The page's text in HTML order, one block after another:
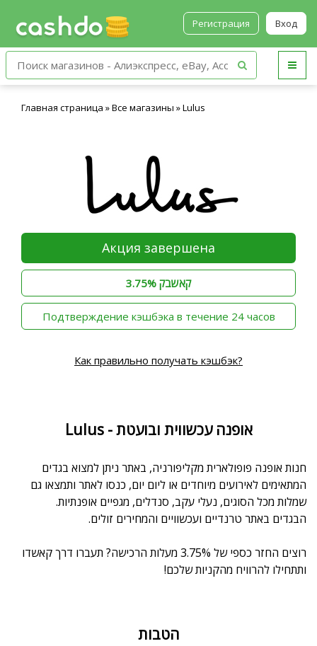
Регистрация Вход
Главная страница »Все магазины »Lulus
Акция завершена
3.75% קאשבק
‫Подтверждение кэшбэка в течение 24 часов
Как правильно получать кэшбэк?
Lulus - אופנה עכשווית ובועטת
חנות אופנה פופולארית מקליפורניה, באתר ניתן למצוא בגדים
המתאימים לאירועים מיוחדים או ליום יום, כנסו לאתר ותמצאו גם
שמלות מכל הסוגים, נעלי עקב, סנדלים, מגפיים אופנתיות.
הבגדים באתר טרנדיים ועכשוויים והמחירים זולים.
רוצים החזר כספי של 3.75% מעלות הרכישה? תעברו דרך קאשדו
ותתחילו להרוויח מהקניות שלכם!
הטבות